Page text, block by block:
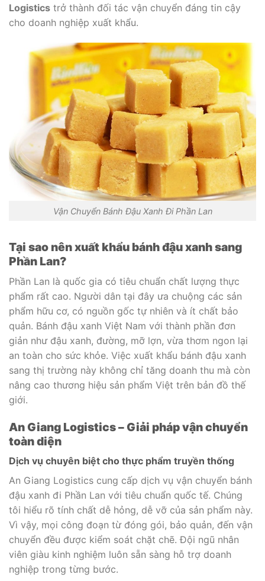
Logistics trở thành đối tác vận chuyển đáng tin cậy
cho doanh nghiệp xuất khẩu.
Vận Chuyển Bánh Đậu Xanh Đi Phần Lan
Tại sao nên xuất khẩu bánh đậu xanh sang
Phần Lan?
Phần Lan là quốc gia có tiêu chuẩn chất lượng thực
phẩm rất cao. Người dân tại đây ưa chuộng các sản
phẩm hữu cơ, có nguồn gốc tự nhiên và ít chất bảo
quản. Bánh đậu xanh Việt Nam với thành phần đơn
giản như đậu xanh, đường, mỡ lợn, vừa thơm ngon lại
an toàn cho sức khỏe. Việc xuất khẩu bánh đậu xanh
sang thị trường này không chỉ tăng doanh thu mà còn
nâng cao thương hiệu sản phẩm Việt trên bản đồ thế
giới.
An Giang Logistics – Giải pháp vận chuyển
toàn diện
Dịch vụ chuyên biệt cho thực phẩm truyền thống
An Giang Logistics cung cấp dịch vụ vận chuyển bánh
đậu xanh đi Phần Lan với tiêu chuẩn quốc tế. Chúng
tôi hiểu rõ tính chất dễ hỏng, dễ vỡ của sản phẩm này.
Vì vậy, mọi công đoạn từ đóng gói, bảo quản, đến vận
chuyển đều được kiểm soát chặt chẽ. Đội ngũ nhân
viên giàu kinh nghiệm luôn sẵn sàng hỗ trợ doanh
nghiệp trong từng bước.